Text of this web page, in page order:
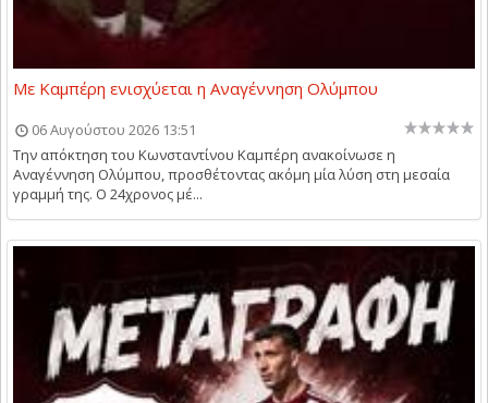
Με Καμπέρη ενισχύεται η Αναγέννηση Ολύμπου
06 Αυγούστου 2026 13:51
Την απόκτηση του Κωνσταντίνου Καμπέρη ανακοίνωσε η
Αναγέννηση Ολύμπου, προσθέτοντας ακόμη μία λύση στη μεσαία
γραμμή της. Ο 24χρονος μέ...